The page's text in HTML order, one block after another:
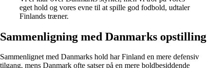
eget hold og vores evne til at spille god fodbold, udtaler
Finlands træner.
Sammenligning med Danmarks opstilling
Sammenlignet med Danmarks hold har Finland en mere defensiv
tilgang, mens Danmark ofte satser på en mere boldbesiddende